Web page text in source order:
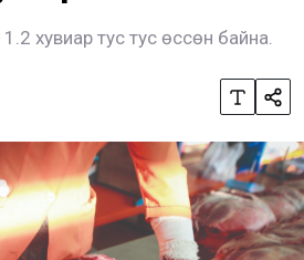
хувиар тус тус өссөн байна.